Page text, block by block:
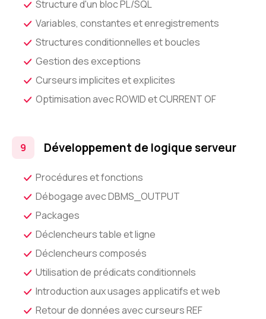
Structure d'un bloc PL/SQL
Variables, constantes et enregistrements
Structures conditionnelles et boucles
Gestion des exceptions
Curseurs implicites et explicites
Optimisation avec ROWID et CURRENT OF
Développement de logique serveur
Procédures et fonctions
Débogage avec DBMS_OUTPUT
Packages
Déclencheurs table et ligne
Déclencheurs composés
Utilisation de prédicats conditionnels
Introduction aux usages applicatifs et web
Retour de données avec curseurs REF